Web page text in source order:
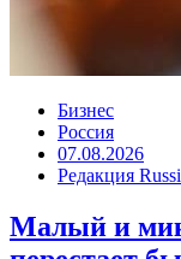
Бизнес
Россия
07.08.2026
Редакция
Малый и